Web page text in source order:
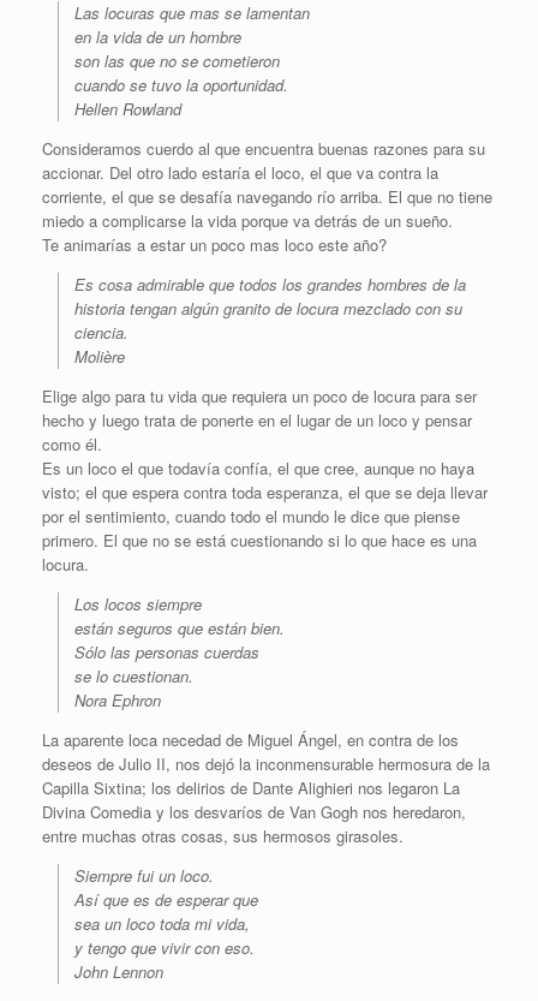
Las locuras que mas se lamentan
en la vida de un hombre
son las que no se cometieron
cuando se tuvo la oportunidad.
Hellen Rowland
Consideramos cuerdo al que encuentra buenas razones para su
accionar. Del otro lado estaría el loco, el que va contra la
corriente, el que se desafía navegando río arriba. El que no tiene
miedo a complicarse la vida porque va detrás de un sueño.
Te animarías a estar un poco mas loco este año?
Es cosa admirable que todos los grandes hombres de la
historia tengan algún granito de locura mezclado con su
ciencia.
Molière
Elige algo para tu vida que requiera un poco de locura para ser
hecho y luego trata de ponerte en el lugar de un loco y pensar
como él.
Es un loco el que todavía confía, el que cree, aunque no haya
visto; el que espera contra toda esperanza, el que se deja llevar
por el sentimiento, cuando todo el mundo le dice que piense
primero. El que no se está cuestionando si lo que hace es una
locura.
Los locos siempre
están seguros que están bien.
Sólo las personas cuerdas
se lo cuestionan.
Nora Ephron
La aparente loca necedad de Miguel Ángel, en contra de los
deseos de Julio II, nos dejó la inconmensurable hermosura de la
Capilla Sixtina; los delirios de Dante Alighieri nos legaron La
Divina Comedia y los desvaríos de Van Gogh nos heredaron,
entre muchas otras cosas, sus hermosos girasoles.
Siempre fui un loco.
Así que es de esperar que
sea un loco toda mi vida,
y tengo que vivir con eso.
John Lennon